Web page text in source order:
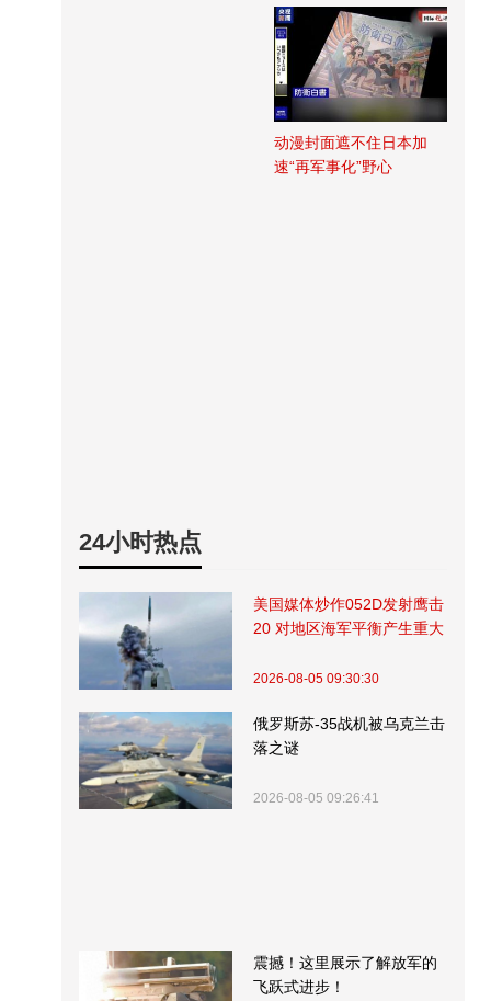
动漫封面遮不住日本加
速“再军事化”野心
24小时热点
美国媒体炒作052D发射鹰击
20 对地区海军平衡产生重大
2026-08-05 09:30:30
俄罗斯苏-35战机被乌克兰击
落之谜
2026-08-05 09:26:41
震撼！这里展示了解放军的
飞跃式进步！